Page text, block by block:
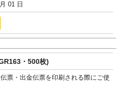
01 日
・500枚)
票・出金伝票を印刷される際にご使